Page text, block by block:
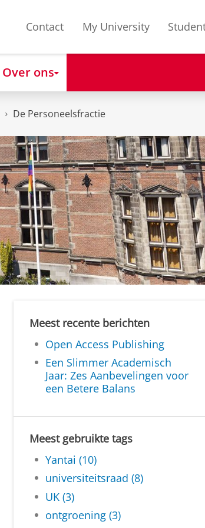
Contact My University
Over ons
De Personeelsfractie
Meest recente berichten
Open Access Publishing
Een Slimmer Academisch
Jaar: Zes Aanbevelingen voor
een Betere Balans
Meest gebruikte tags
Yantai (10)
universiteitsraad (8)
UK (3)
ontgroening (3)